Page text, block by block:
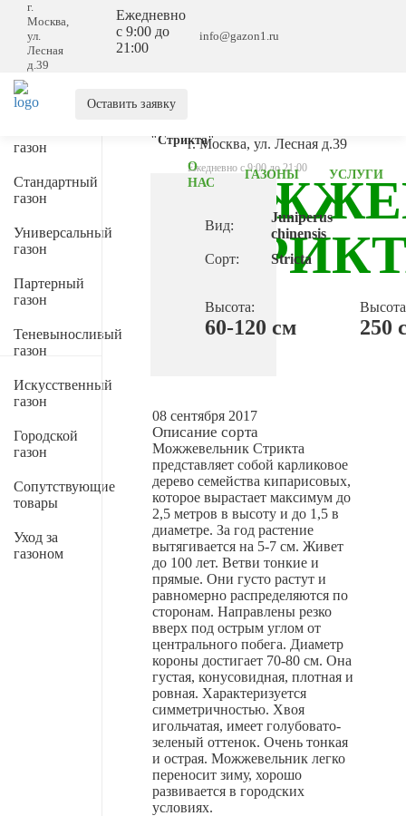
г.
Москва,
ул.
Лесная
д.39
Ежедневно
с 9:00 до
21:00
info@gazon1.ru
Оставить заявку
г. Москва, ул. Лесная д.39
Ежедневно с 9:00 до 21:00
О
НАС
ГАЗОНЫ УСЛУГИ
Спортивный
газон
газон
Стандартный
газон
Универсальный
газон
Партерный
газон
Теневыносливый
газон
Искусственный
газон
Городской
газон
Сопутствующие
товары
Уход за
газоном
кустарники
"Стрикта"
Вид:
Juniperus
chinensis
Сорт:
Stricta
Высота: Высота
60-120 см 250
08 сентября 2017
Описание сорта
Можжевельник Стрикта
представляет собой карликовое
дерево семейства кипарисовых,
которое вырастает максимум до
2,5 метров в высоту и до 1,5 в
диаметре. За год растение
вытягивается на 5-7 см. Живет
до 100 лет. Ветви тонкие и
прямые. Они густо растут и
равномерно распределяются по
сторонам. Направлены резко
вверх под острым углом от
центрального побега. Диаметр
короны достигает 70-80 см. Она
густая, конусовидная, плотная и
ровная. Характеризуется
симметричностью. Хвоя
игольчатая, имеет голубовато-
зеленый оттенок. Очень тонкая
и острая. Можжевельник легко
переносит зиму, хорошо
развивается в городских
условиях.